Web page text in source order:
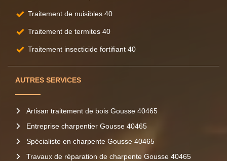
Traitement de nuisibles 40
Traitement de termites 40
Traitement insecticide fortifiant 40
AUTRES SERVICES
Artisan traitement de bois Gousse 40465
Entreprise charpentier Gousse 40465
Spécialiste en charpente Gousse 40465
Travaux de réparation de charpente Gousse 40465